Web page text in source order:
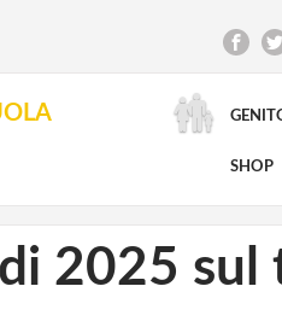
SHOP
RICERCA
2025 sul